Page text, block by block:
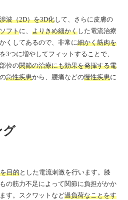
波（2D）を3D化 して、さらに皮膚の
フトに、よりきめ細かく した電流治療
くしてあるので、非常に細かく筋肉を
3つに増やしてフィットすることで、
位の関節の治療にも効果を発揮する電
急性疾患から、腰痛などの慢性疾患に
グ
目的とした電流刺激を行います。膝
の筋力不足によって関節に負担がかか
す。スクワットなど過負荷なことをす